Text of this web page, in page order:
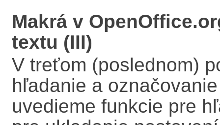
Makrá v
textu (III)
V treťom (poslednom)
hľadanie a
uvedieme funkcie pre